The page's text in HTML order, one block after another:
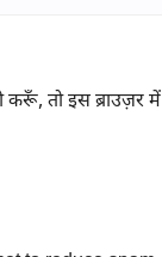
करूँ, तो इस ब्राउज़र